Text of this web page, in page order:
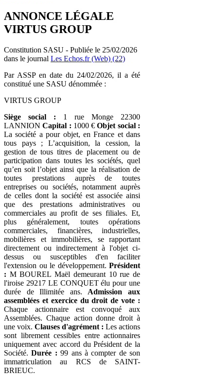
ANNONCE LÉGALE
VIRTUS GROUP
Constitution SASU - Publiée le 25/02/2026
dans le journal Les Echos.fr (Web) (22)
Par ASSP en date du 24/02/2026, il a été
constitué une SASU dénommée :
VIRTUS GROUP
Siège social : 1 rue Monge 22300
LANNIONCapital : 1000 €Objet social :
La société a pour objet, en France et dans
tous pays ; L’acquisition, la cession, la
gestion de tous titres de placement ou de
participation dans toutes les sociétés, quel
qu’en soit l’objet ainsi que la réalisation de
toutes prestations auprès de toutes
entreprises ou sociétés, notamment auprès
de celles dont la société est associée ainsi
que des prestations administratives ou
commerciales au profit de ses filiales. Et,
plus généralement, toutes opérations
commerciales, financières, industrielles,
mobilières et immobilières, se rapportant
directement ou indirectement à l'objet ci-
dessus ou susceptibles d'en faciliter
l'extension ou le développement. Président
: M BOUREL Maël demeurant 10 rue de
l'iroise 29217 LE CONQUET élu pour une
durée de Illimitée ans. Admission aux
assemblées et exercice du droit de vote :
Chaque actionnaire est convoqué aux
Assemblées. Chaque action donne droit à
une voix. Clauses d'agrément : Les actions
sont librement cessibles entre actionnaires
uniquement avec accord du Président de la
Société.Durée : 99 ans à compter de son
immatriculation au RCS de SAINT-
BRIEUC.